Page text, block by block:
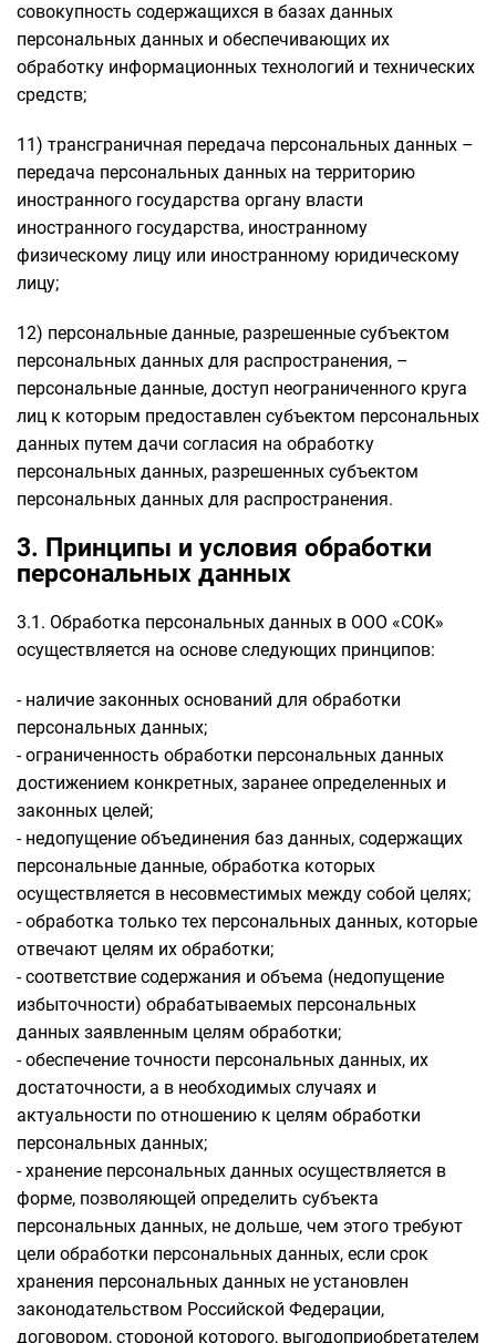
совокупность содержащихся в базах данных
персональных данных и обеспечивающих их
обработку информационных технологий и технических
средств;
11) трансграничная передача персональных данных –
передача персональных данных на территорию
иностранного государства органу власти
иностранного государства, иностранному
физическому лицу или иностранному юридическому
лицу;
12) персональные данные, разрешенные субъектом
персональных данных для распространения, –
персональные данные, доступ неограниченного круга
лиц к которым предоставлен субъектом персональных
данных путем дачи согласия на обработку
персональных данных, разрешенных субъектом
персональных данных для распространения.
3. Принципы и условия обработки
персональных данных
3.1. Обработка персональных данных в ООО «СОК»
осуществляется на основе следующих принципов:
- наличие законных оснований для обработки
персональных данных;
- ограниченность обработки персональных данных
достижением конкретных, заранее определенных и
законных целей;
- недопущение объединения баз данных, содержащих
персональные данные, обработка которых
осуществляется в несовместимых между собой целях;
- обработка только тех персональных данных, которые
отвечают целям их обработки;
- соответствие содержания и объема (недопущение
избыточности) обрабатываемых персональных
данных заявленным целям обработки;
- обеспечение точности персональных данных, их
достаточности, а в необходимых случаях и
актуальности по отношению к целям обработки
персональных данных;
- хранение персональных данных осуществляется в
форме, позволяющей определить субъекта
персональных данных, не дольше, чем этого требуют
цели обработки персональных данных, если срок
хранения персональных данных не установлен
законодательством Российской Федерации,
договором, стороной которого, выгодоприобретателем